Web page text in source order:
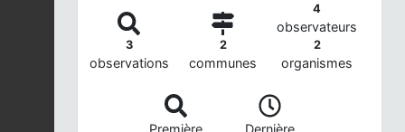
3
observations
2
communes
4
observateurs
2
organismes
Première
Dernière